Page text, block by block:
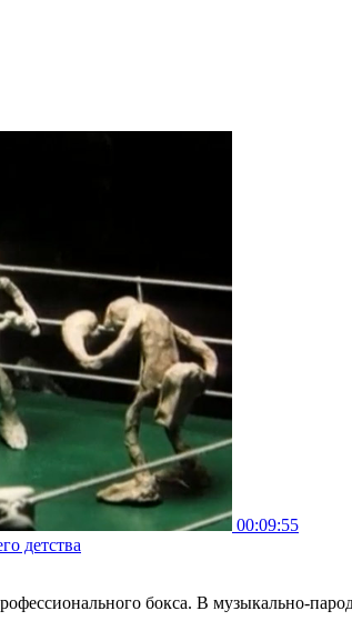
00:09:55
детства
бокса. В музыкально-